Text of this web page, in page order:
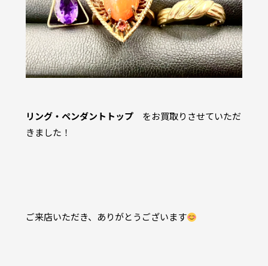
リング・ペンダントトップ をお買取りさせていただ
きました！
ご来店いただき、ありがとうございます